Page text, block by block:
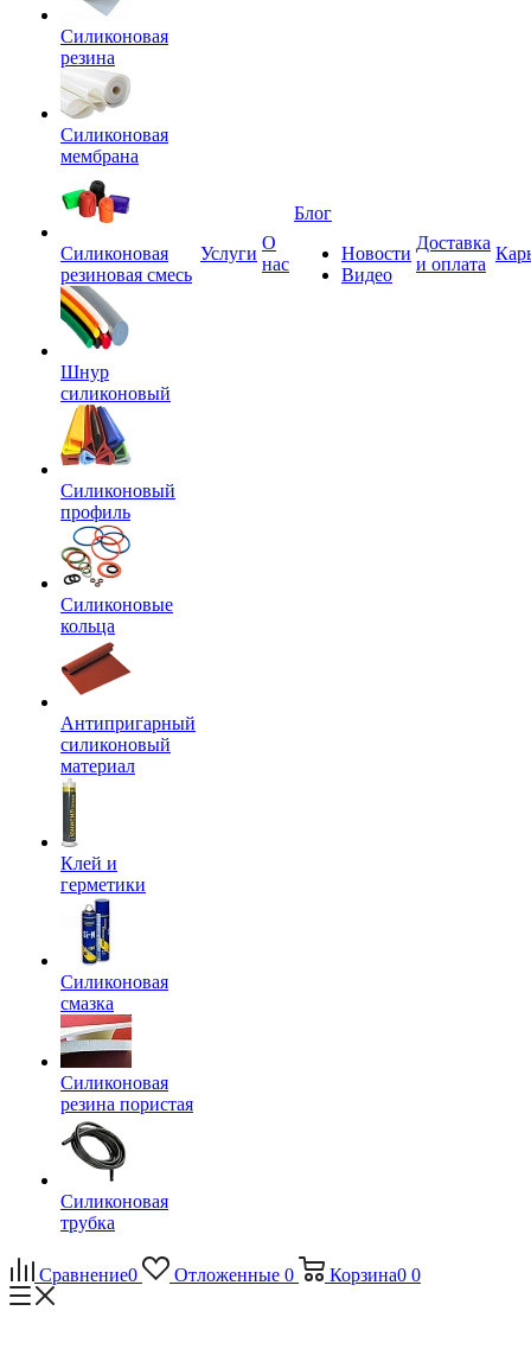
Силиконовая
резина
Силиконовая
мембрана
Силиконовая
резиновая смесь
Шнур
силиконовый
Силиконовый
профиль
Силиконовые
кольца
Антипригарный
силиконовый
материал
Клей и
герметики
Силиконовая
смазка
Силиконовая
резина пористая
Силиконовая
трубка
Услуги
О
нас
Блог
Новости
Видео
Доставка
и оплата
Сравнение0 Отложенные 0 Корзина0 0